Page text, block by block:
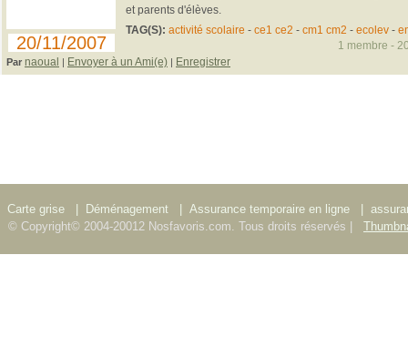
20/11/2007
et parents d'élèves.
TAG(S): activité scolaire - ce1 ce2 - cm1 cm2 - ecolev-
Par naoual | Envoyer à un Ami(e) | Enregistrer
1 membre -
Carte grise Déménagement Assurance temporaire en ligne
© Copyright© 2004-20012 Nosfavoris.com. Tous droits réservés |